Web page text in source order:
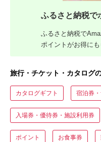
ふるさと納税で
ふるさと納税で
ポイントがお得に
旅行・チケット・カタログ
カタログギフト 宿泊券
入場券・優待券・施設利用券
ポイント お食事券